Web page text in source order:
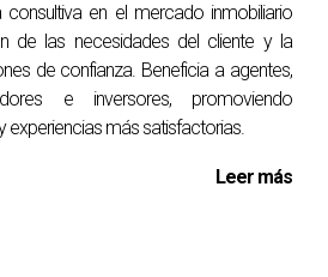
cumplir para participar en
por acciones?
pueden variar según la
un periodo mínimo de empleo
consultar directamente con
en el mercado inmobiliario
de las necesidades del cliente y la
de confianza. Beneficia a agentes,
e inversores, promoviendo
experiencias más satisfactorias.
Leer más